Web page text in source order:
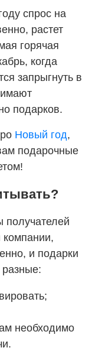
спрос на
растет
горячая
когда
запрыгнуть в
подарков.
Новый год,
подарочные
получателей
и подарки
разные:
необходимо